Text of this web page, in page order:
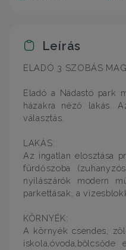
Leírás
ELADÓ 3 SZOBÁS
Eladó a Nádastó park
házakra néző lakás.
választás.
LAKÁS:
Az ingatlan elosztása
fürdőszoba
nyílászárók modern
parkettásak, a
KÖRNYÉK:
A környék csendes,